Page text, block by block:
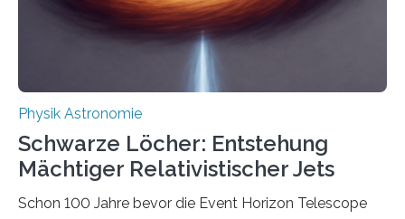
Energie in mechanische Bewegung um – oder anders
ausgedrückt, Wärme in Bewegung. In
quantenmechanischen Experimenten ist es in den…
Physik Astronomie
Schwarze Löcher: Entstehung
Mächtiger Relativistischer Jets
Schon 100 Jahre bevor die Event Horizon Telescope